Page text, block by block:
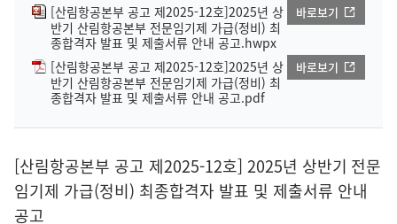
[산림항공본부 공고 제2025-12호]2025년 상
반기 산림항공본부 전문임기제 가급(정비) 최
종합격자 발표 및 제출서류 안내 공고.hwpx
바로보기
[산림항공본부 공고 제2025-12호]2025년 상
반기 산림항공본부 전문임기제 가급(정비) 최
종합격자 발표 및 제출서류 안내 공고.pdf
바로보기
[산림항공본부 공고 제2025-12호] 2025년 상반기 전문
임기제 가급(정비) 최종합격자 발표 및 제출서류 안내
공고